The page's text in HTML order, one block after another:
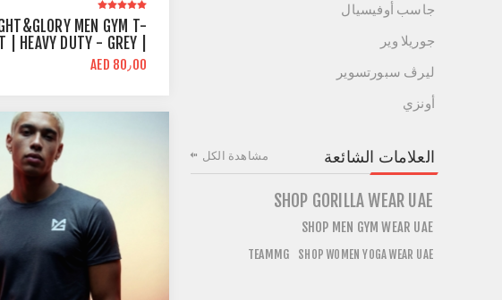
MEN GYM T-
| HEAVY DUTY - GREY |
ATHLETIC FIT
AED 80٫00
جاسب أوفيسيال
جوريلا وير
ليرڤ سبورتسوير
أونزي
العلامات الشائعة
SHOP GORILLA WEAR UAE
SHOP MEN GYM WEAR UAE
SHOP WOMEN YOGA WEAR UAE
TEAMMG
مشاهدة الكل